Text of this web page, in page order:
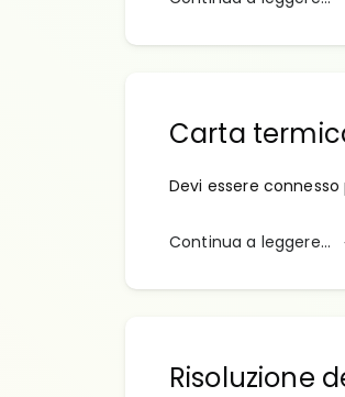
Carta
Devi essere
Continua a leggere...
Risoluzione